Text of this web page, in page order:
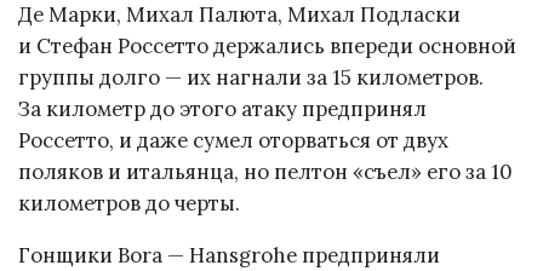
Де Марки, Михал Палюта, Михал Подласки
и Стефан Россетто держались впереди основной
группы долго — их нагнали за 15 километров.
За километр до этого атаку предпринял
Россетто, и даже сумел оторваться от двух
поляков и итальянца, но пелтон «съел» его за 10
километров до черты.
Гонщики Bora — Hansgrohe предприняли